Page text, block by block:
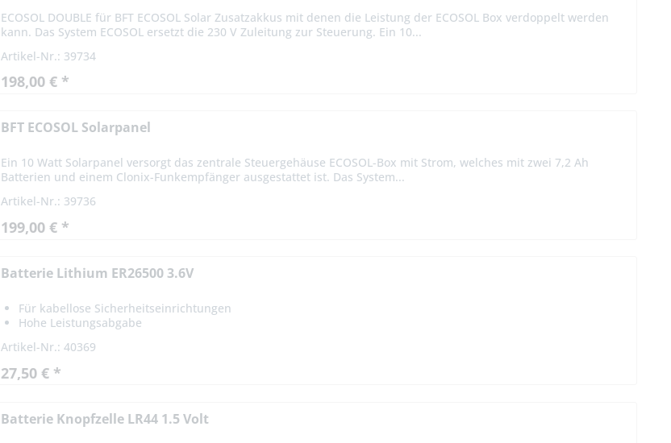
ECOSOL DOUBLE für BFT ECOSOL Solar Zusatzakkus mit denen die Leistung der ECOSOL Box verdoppelt werden
kann. Das System ECOSOL ersetzt die 230 V Zuleitung zur Steuerung. Ein 10...
Artikel-Nr.: 39734
198,00 € *
BFT ECOSOL Solarpanel
Ein 10 Watt Solarpanel versorgt das zentrale Steuergehäuse ECOSOL-Box mit Strom, welches mit zwei 7,2 Ah
Batterien und einem Clonix-Funkempfänger ausgestattet ist. Das System...
Artikel-Nr.: 39736
199,00 € *
Batterie Lithium ER26500 3.6V
Für kabellose Sicherheitseinrichtungen
Hohe Leistungsabgabe
Artikel-Nr.: 40369
27,50 € *
Batterie Knopfzelle LR44 1.5 Volt